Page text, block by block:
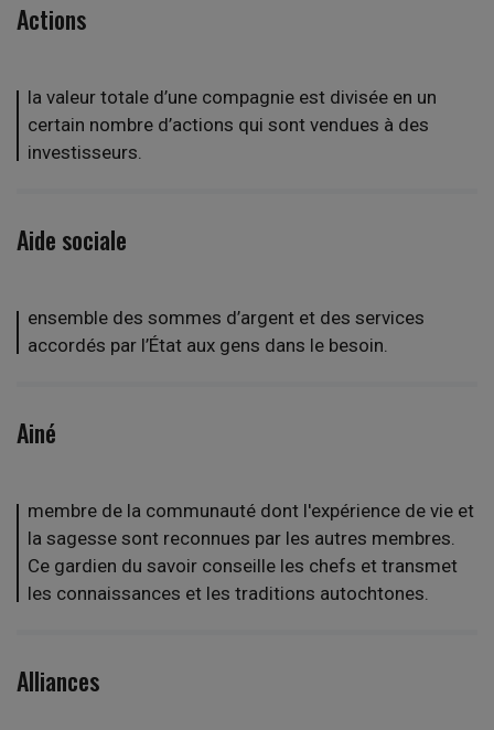
Actions
la valeur totale d’une compagnie est divisée en un
certain nombre d’actions qui sont vendues à des
investisseurs.
Aide sociale
ensemble des sommes d’argent et des services
accordés par l’État aux gens dans le besoin.
Ainé
membre de la communauté dont l'expérience de vie et
la sagesse sont reconnues par les autres membres.
Ce gardien du savoir conseille les chefs et transmet
les connaissances et les traditions autochtones.
Alliances